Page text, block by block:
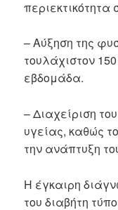
– Αύξηση της
τουλάχιστον
εβδομάδα.
– Διαχείριση
υγείας, καθώς
την ανάπτυξη
Η έγκαιρη
του διαβήτη